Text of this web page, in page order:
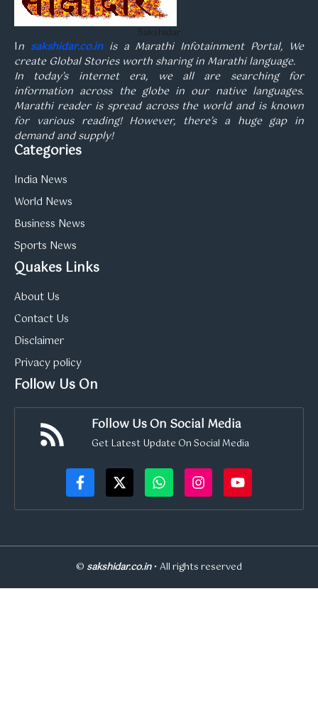
Sakshidar
In sakshidar.co.inis a Marathi Infotainment Portal, We
create Global Stories worth sharing in Marathi language.
In today’s internet era, we all are searching for
information across the globe in our native languages.
Marathi reader is spread across the world and is known
for various reading! However, there’s a huge gap in
demand and supply!
Categories
India News
World News
Business News
Sports News
Quakes Links
About Us
Contact Us
Disclaimer
Privacy policy
Follow Us On
Follow Us On Social Media
Get Latest Update On Social Media
© sakshidar.co.in• All rights reserved